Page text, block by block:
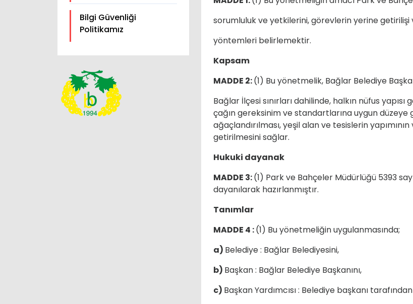
Bilgi Güvenliği
Politikamız
sorumluluk ve yetkilerini, görevlerin yerine
yöntemleri belirlemektir.
Kapsam
MADDE 2:(1) Bu yönetmelik, Bağlar Belediye
Bağlar İlçesi sınırları dahilinde, halkın nüfus
çağın gereksinim ve standartlarına uygun
ağaçlandırılması, yeşil alan ve tesislerin
getirilmesini sağlar.
Hukuki dayanak
MADDE 3:(1) Park ve Bahçeler Müdürlüğü 5393
dayanılarak hazırlanmıştır.
Tanımlar
MADDE 4 :(1) Bu yönetmeliğin uygulanmasında;
a) Belediye : Bağlar Belediyesini,
b) Başkan : Bağlar Belediye Başkanını,
c) Başkan Yardımcısı : Belediye başkanı